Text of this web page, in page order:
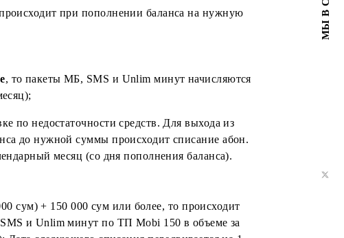
месяц или на день).
, то номер находится в
на сумму 150 000 сум или больше.
месяц происходит при пополнении баланса на нужную
или больше, то пакеты МБ, SMS и Unlim минут начисляются
(за месяц);
блокировке по недостаточности средств. Для выхода из
баланса до нужной суммы происходит списание абон.